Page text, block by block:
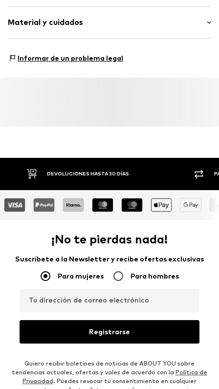
Punta redonda
Textil
Material y cuidados
Plantilla: Textil
Informar de un problema legal
DEVOLUCIONES HASTA 30 DÍAS
¡No te pierdas nada!
Suscríbete a la Newsletter y recibe ofertas exclusivas
Para mujeres Para hombres
Tu dirección de correo electrónico
Registrarse
Quiero recibir boletines de noticias de ABOUT YOU sobre
tendencias actuales, ofertas y vales de acuerdo con la Política de
Privacidad. Puedes revocar tu consentimiento en cualquier